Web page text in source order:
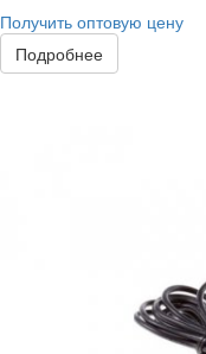
Получить оптовую цену
Подробнее